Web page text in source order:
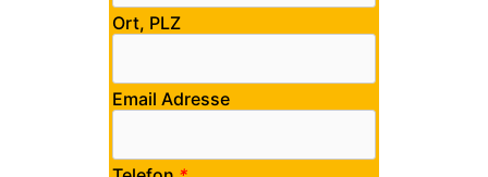
Ort, PLZ
Email Adresse